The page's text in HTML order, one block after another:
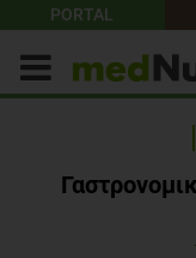
PORTAL